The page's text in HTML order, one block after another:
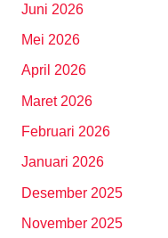
Juni 2026
Mei 2026
April 2026
Maret 2026
Februari 2026
Januari 2026
Desember 2025
November 2025